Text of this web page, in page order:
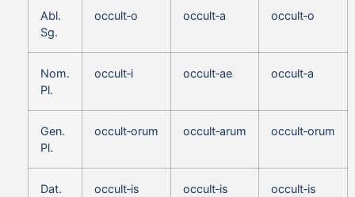
Abl.
Sg.
occult‑o occult‑a occult‑o
Nom.
Pl.
occult‑i occult‑ae occult‑a
Gen.
Pl.
occult‑orum occult‑arum occult‑orum
Dat.
occult‑is occult‑is occult‑is